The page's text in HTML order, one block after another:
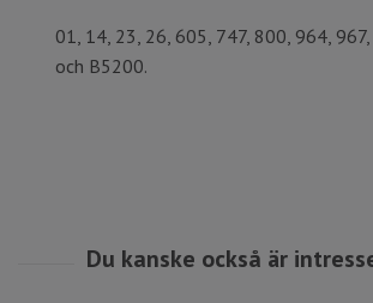
01, 14, 23, 26, 605, 747, 800, 964,
och B5200.